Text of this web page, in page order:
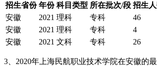
招生省份 年份 科目类型 所在批次/段 招生
安徽
2021 理科 专科 46
安徽
2021 理科 专科 4
安徽
2021 文科 专科 26
3、2020年上海民航职业技术学院在安徽的